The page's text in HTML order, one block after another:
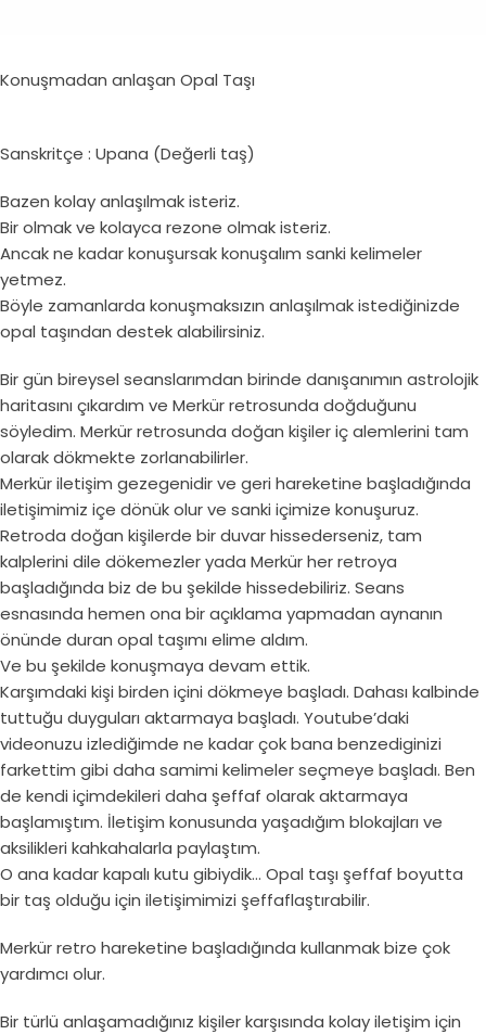
Konuşmadan anlaşan Opal Taşı
Sanskritçe : Upana (Değerli taş)
Bazen kolay anlaşılmak isteriz.
Bir olmak ve kolayca rezone olmak isteriz.
Ancak ne kadar konuşursak konuşalım sanki kelimeler
yetmez.
Böyle zamanlarda konuşmaksızın anlaşılmak istediğinizde
opal taşından destek alabilirsiniz.
Bir gün bireysel seanslarımdan birinde danışanımın astrolojik
haritasını çıkardım ve Merkür retrosunda doğduğunu
söyledim. Merkür retrosunda doğan kişiler iç alemlerini tam
olarak dökmekte zorlanabilirler.
Merkür iletişim gezegenidir ve geri hareketine başladığında
iletişimimiz içe dönük olur ve sanki içimize konuşuruz.
Retroda doğan kişilerde bir duvar hissederseniz, tam
kalplerini dile dökemezler yada Merkür her retroya
başladığında biz de bu şekilde hissedebiliriz. Seans
esnasında hemen ona bir açıklama yapmadan aynanın
önünde duran opal taşımı elime aldım.
Ve bu şekilde konuşmaya devam ettik.
Karşımdaki kişi birden içini dökmeye başladı. Dahası kalbinde
tuttuğu duyguları aktarmaya başladı. Youtube’daki
videonuzu izlediğimde ne kadar çok bana benzediginizi
farkettim gibi daha samimi kelimeler seçmeye başladı. Ben
de kendi içimdekileri daha şeffaf olarak aktarmaya
başlamıştım. İletişim konusunda yaşadığım blokajları ve
aksilikleri kahkahalarla paylaştım.
O ana kadar kapalı kutu gibiydik… Opal taşı şeffaf boyutta
bir taş olduğu için iletişimimizi şeffaflaştırabilir.
Merkür retro hareketine başladığında kullanmak bize çok
yardımcı olur.
Bir türlü anlaşamadığınız kişiler karşısında kolay iletişim için